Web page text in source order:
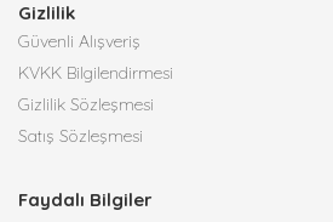
Gizlilik
Güvenli Alışveriş
KVKK Bilgilendirmesi
Gizlilik Sözleşmesi
Satış Sözleşmesi
Faydalı Bilgiler